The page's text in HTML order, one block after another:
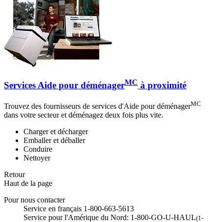
Services Aide pour déménagerMC à proximité
Trouvez des fournisseurs de services d'Aide pour déménagerMC
dans votre secteur et déménagez deux fois plus vite.
Charger et décharger
Emballer et déballer
Conduire
Nettoyer
Retour
Haut de la page
Pour nous contacter
Service en français 1-800-663-5613
Service pour l'Amérique du Nord: 1-800-GO-U-HAUL(1-